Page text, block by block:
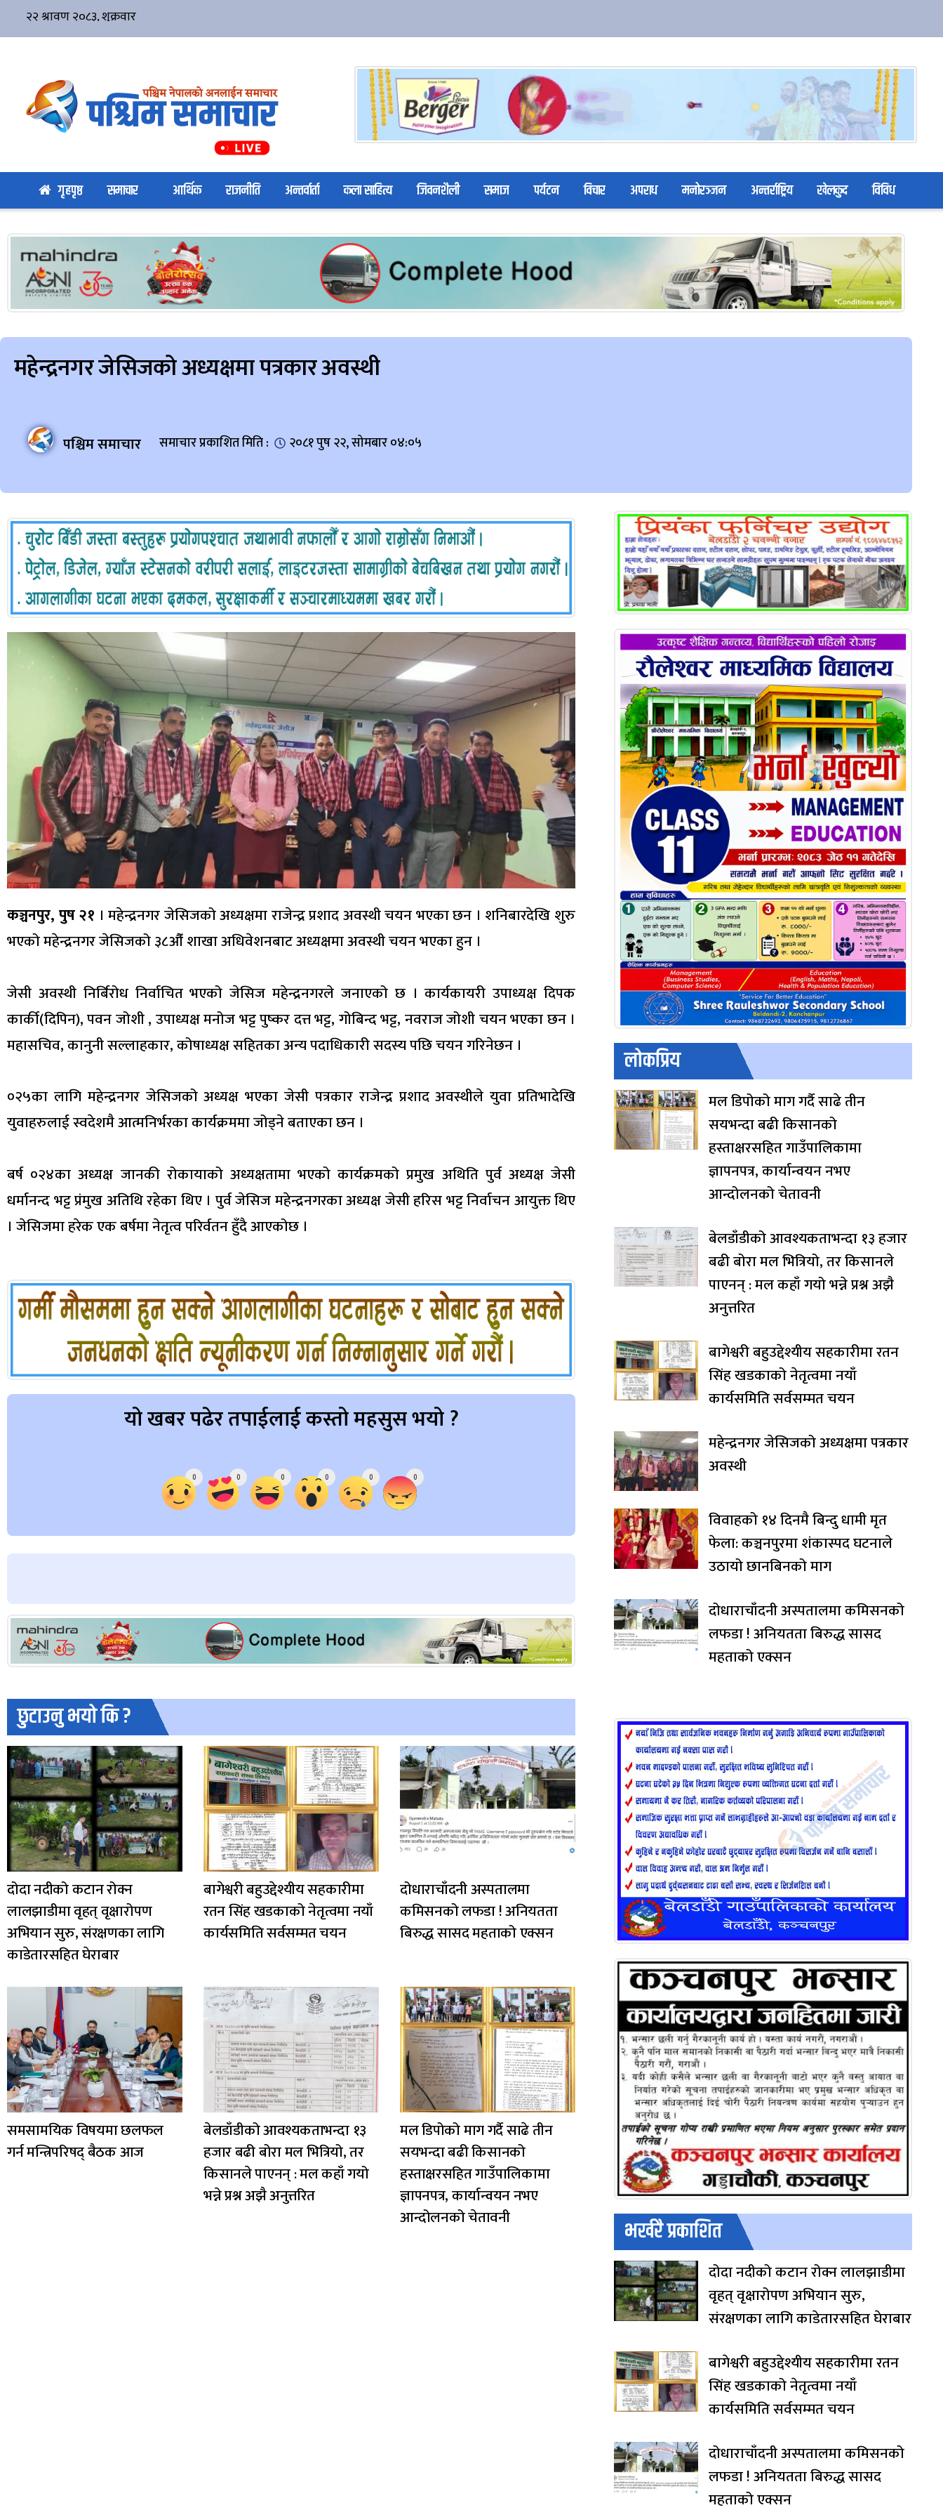
गृहपृष्ठ समाचार आर्थिक राजनीति अन्तर्वार्ता कला साहित्य जिवनशैली समाज पर्यटन विचार अपराध मनोरञ्जन अन्तर्राष्ट्रिय खेलकुद विविध
महेन्द्रनगर जेसिजको अध्यक्षमा पत्रकार अवस्थी
पश्चिम समाचार समाचार प्रकाशित मिति : २०८१ पुष २२, सोमबार ०४:०५
कञ्चनपुर, पुष २१ । महेन्द्रनगर जेसिजको अध्यक्षमा राजेन्द्र प्रशाद अवस्थी चयन भएका छन । शनिबारदेखि शुरु
भएको महेन्द्रनगर जेसिजको ३८औँ शाखा अधिवेशनबाट अध्यक्षमा अवस्थी चयन भएका हुन ।
जेसी अवस्थी निर्बिरोध निर्वाचित भएको जेसिज महेन्द्रनगरले जनाएको छ । कार्यकायरी उपाध्यक्ष दिपक
कार्की(दिपिन), पवन जोशी , उपाध्यक्ष मनोज भट्ट पुष्कर दत्त भट्ट, गोबिन्द भट्ट, नवराज जोशी चयन भएका छन ।
महासचिव, कानुनी सल्लाहकार, कोषाध्यक्ष सहितका अन्य पदाधिकारी सदस्य पछि चयन गरिनेछन ।
०२५का लागि महेन्द्रनगर जेसिजको अध्यक्ष भएका जेसी पत्रकार राजेन्द्र प्रशाद अवस्थीले युवा प्रतिभादेखि
युवाहरुलाई स्वदेशमै आत्मनिर्भरका कार्यक्रममा जोड्ने बताएका छन ।
बर्ष ०२४का अध्यक्ष जानकी रोकायाको अध्यक्षतामा भएको कार्यक्रमको प्रमुख अथिति पुर्व अध्यक्ष जेसी
धर्मानन्द भट्ट प्रंमुख अतिथि रहेका थिए । पुर्व जेसिज महेन्द्रनगरका अध्यक्ष जेसी हरिस भट्ट निर्वाचन आयुक्त थिए
। जेसिजमा हरेक एक बर्षमा नेतृत्व परिर्वतन हुँदै आएकोछ ।
यो खबर पढेर तपाईलाई कस्तो महसुस भयो ?
0 0 0 0 0 0
छुटाउनु भयो कि ?
दोदा नदीको कटान रोक्न
लालझाडीमा वृहत् वृक्षारोपण
अभियान सुरु, संरक्षणका लागि
काडेतारसहित घेराबार
बागेश्वरी बहुउद्देश्यीय सहकारीमा
रतन सिंह खडकाको नेतृत्वमा नयाँ
कार्यसमिति सर्वसम्मत चयन
दोधाराचाँदनी अस्पतालमा
कमिसनको लफडा ! अनियतता
बिरुद्ध सासद महताको एक्सन
समसामयिक विषयमा छलफल
गर्न मन्त्रिपरिषद् बैठक आज
बेलडाँडीको आवश्यकताभन्दा १३
हजार बढी बोरा मल भित्रियो, तर
किसानले पाएनन् : मल कहाँ गयो
भन्ने प्रश्न अझै अनुत्तरित
मल डिपोको माग गर्दै साढे तीन
सयभन्दा बढी किसानको
हस्ताक्षरसहित गाउँपालिकामा
ज्ञापनपत्र, कार्यान्वयन नभए
आन्दोलनको चेतावनी
लोकप्रिय
मल डिपोको माग गर्दै साढे तीन
सयभन्दा बढी किसानको
हस्ताक्षरसहित गाउँपालिकामा
ज्ञापनपत्र, कार्यान्वयन नभए
आन्दोलनको चेतावनी
बेलडाँडीको आवश्यकताभन्दा १३ हजार
बढी बोरा मल भित्रियो, तर किसानले
पाएनन् : मल कहाँ गयो भन्ने प्रश्न अझै
अनुत्तरित
बागेश्वरी बहुउद्देश्यीय सहकारीमा रतन
सिंह खडकाको नेतृत्वमा नयाँ
कार्यसमिति सर्वसम्मत चयन
महेन्द्रनगर जेसिजको अध्यक्षमा पत्रकार
अवस्थी
विवाहको १४ दिनमै बिन्दु धामी मृत
फेला: कञ्चनपुरमा शंकास्पद घटनाले
उठायो छानबिनको माग
दोधाराचाँदनी अस्पतालमा कमिसनको
लफडा ! अनियतता बिरुद्ध सासद
महताको एक्सन
भर्खरै प्रकाशित
दोदा नदीको कटान रोक्न लालझाडीमा
वृहत् वृक्षारोपण अभियान सुरु,
संरक्षणका लागि काडेतारसहित घेराबार
बागेश्वरी बहुउद्देश्यीय सहकारीमा रतन
सिंह खडकाको नेतृत्वमा नयाँ
कार्यसमिति सर्वसम्मत चयन
दोधाराचाँदनी अस्पतालमा कमिसनको
लफडा ! अनियतता बिरुद्ध सासद
महताको एक्सन